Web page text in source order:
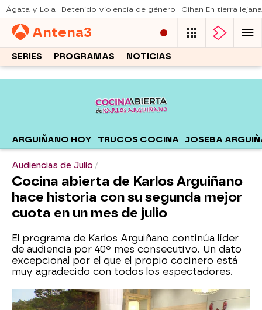
Ágata y Lola Detenido violencia de género Cihan En tierra lejana
Antena3
SERIES PROGRAMAS NOTICIAS
ARGUIÑANO HOY TRUCOS COCINA JOSEBA
Audiencias de Julio
Cocina abierta de Karlos Arguiñano
hace historia con su segunda mejor
cuota en un mes de julio
El programa de Karlos Arguiñano continúa líder
de audiencia por 40º mes consecutivo. Un dato
excepcional por el que el propio cocinero está
muy agradecido con todos los espectadores.